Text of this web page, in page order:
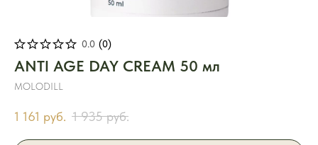
0.0 (0)
ANTI AGE DAY CREAM 50 мл
MOLODILL
1 161 руб. 1 935 руб.